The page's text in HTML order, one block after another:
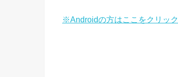
※Androidの方はここをクリック